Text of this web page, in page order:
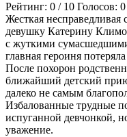
Рейтинг: 0 / 10 Голосов: 0
Жесткая несправедливая
девушку Катерину
с жуткими
главная героиня
После похорон
ближайший детский
далеко не самым
Избалованные трудные
испуганной девчонкой,
уважение.